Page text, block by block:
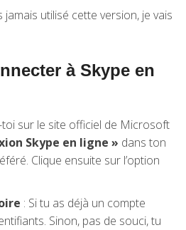
jamais utilisé cette version, je vais
à Skype en
sur le site officiel de Microsoft
Skype en ligne » dans ton
Clique ensuite sur l’option
: Si tu as déjà un compte
Sinon, pas de souci, tu